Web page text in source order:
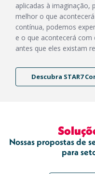
aplicadas à imaginação,
melhor o que
contínua, podemos
e o que acontecerá
antes que eles existam
Descubra STAR7
Nossas propostas de
para